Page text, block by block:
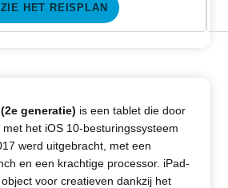
ZIE HET REISPLAN
generatie) is een tablet die door
het iOS 10-besturingssysteem
werd uitgebracht, met een
en een krachtige processor. iPad-
voor creatieven dankzij het